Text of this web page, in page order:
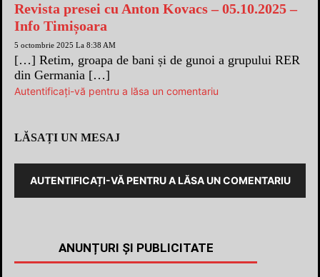
Revista presei cu Anton Kovacs – 05.10.2025 –
Info Timișoara
5 octombrie 2025 La 8:38 AM
[…] Retim, groapa de bani și de gunoi a grupului RER
din Germania […]
Autentificați-vă pentru a lăsa un comentariu
LĂSAȚI UN MESAJ
AUTENTIFICAȚI-VĂ PENTRU A LĂSA UN COMENTARIU
ANUNȚURI ȘI PUBLICITATE